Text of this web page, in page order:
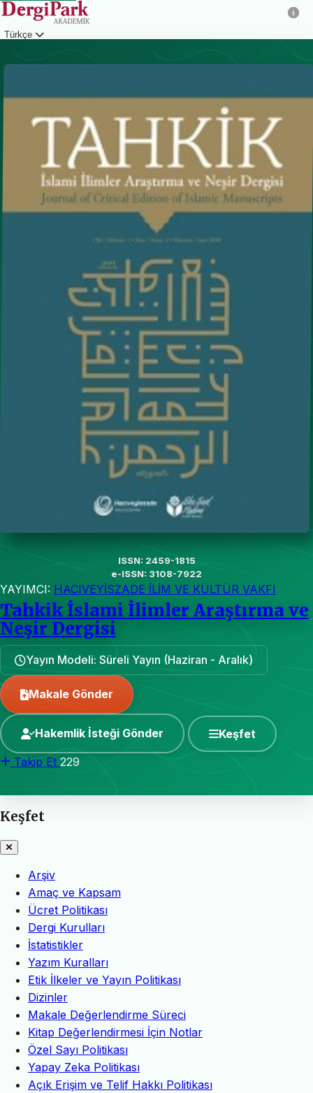
Türkçe
ISSN: 2459-1815
e-ISSN: 3108-7922
YAYIMCI: HACIVEYİSZADE İLİM VE KÜLTÜR VAKFI
Tahkik İslami İlimler Araştırma ve
Neşir Dergisi
Yayın Modeli: Süreli Yayın (Haziran - Aralık)
Makale Gönder
Hakemlik İsteği Gönder Keşfet
Takip Et 229
Keşfet
Arşiv
Amaç ve Kapsam
Ücret Politikası
Dergi Kurulları
İstatistikler
Yazım Kuralları
Etik İlkeler ve Yayın Politikası
Dizinler
Makale Değerlendirme Süreci
Kitap Değerlendirmesi İçin Notlar
Özel Sayı Politikası
Yapay Zeka Politikası
Açık Erişim ve Telif Hakkı Politikası